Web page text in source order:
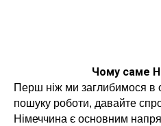
Чому саме
Перш ніж ми заглибимося в
пошуку роботи, давайте
Німеччина є основним